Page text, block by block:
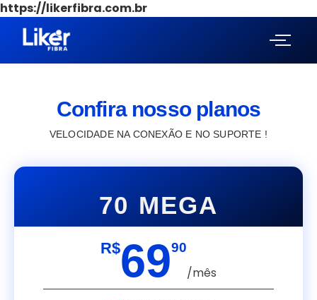
https://likerfibra.com.br
Confira nosso planos
VELOCIDADE NA CONEXÃO E NO SUPORTE !
70 MEGA
R$6990
/mês